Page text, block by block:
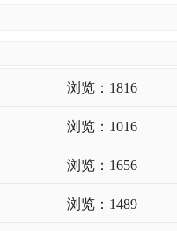
浏览：1816
浏览：1016
浏览：1656
浏览：1489